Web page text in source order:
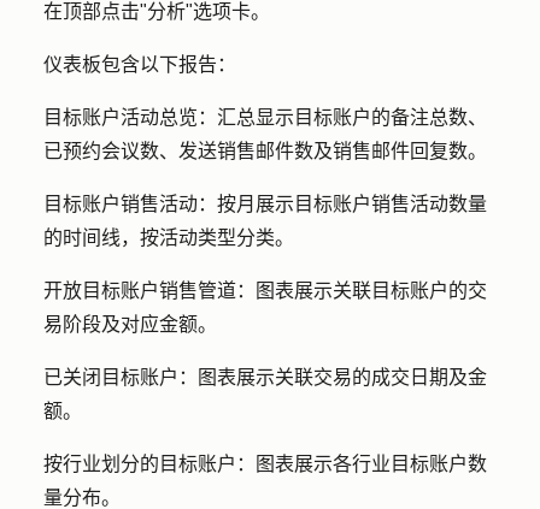
在顶部点击"分析"选项卡。
仪表板包含以下报告：
目标账户活动总览： 汇总显示目标账户的备注总数、
已预约会议数、发送销售邮件数及销售邮件回复数。
目标账户销售活动： 按月展示目标账户销售活动数量
的时间线，按活动类型分类。
开放目标账户销售管道：
图表展示关联目标账户的交
易阶段及对应金额。
已关闭目标账户：
图表展示关联交易的成交日期及金
额。
按行业划分的目标账户：
图表展示各行业目标账户数
量分布。